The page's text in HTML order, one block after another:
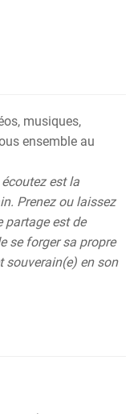
musiques,
ensemble au
est la
Prenez ou laissez
partage est de
se forger sa propre
souverain(e) en son